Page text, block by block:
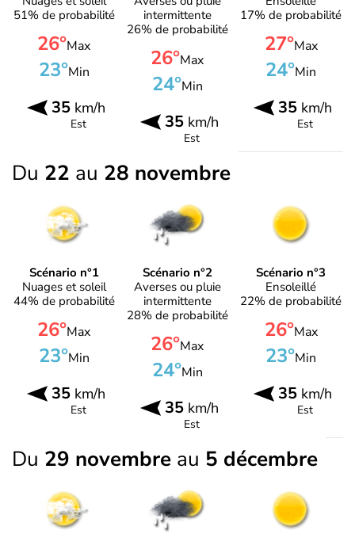
51% de probabilité
26°Max
23°Min
35km/h
Est
intermittente
26% de probabilité
26°Max
24°Min
35km/h
Est
17% de probabilité
27°Max
24°Min
35 km/h
Est
Du 22 au 28 novembre
Scénario n°1
Nuages et soleil
44% de probabilité
26°Max
23°Min
35km/h
Est
Scénario n°2
Averses ou pluie
intermittente
28% de probabilité
26°Max
24°Min
35km/h
Est
Scénario n°3
Ensoleillé
22% de probabilité
26°Max
23°Min
35 km/h
Est
Du 29 novembre au 5 décembre